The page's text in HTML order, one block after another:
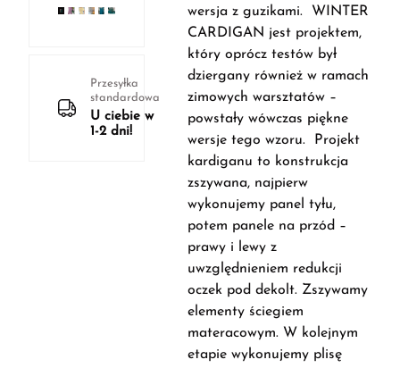
Przesyłka
standardowa
U ciebie w
1-2 dni!
wersja z guzikami. WINTER
CARDIGAN jest projektem,
który oprócz testów był
dziergany również w ramach
zimowych warsztatów –
powstały wówczas piękne
wersje tego wzoru. Projekt
kardiganu to konstrukcja
zszywana, najpierw
wykonujemy panel tyłu,
potem panele na przód –
prawy i lewy z
uwzględnieniem redukcji
oczek pod dekolt. Zszywamy
elementy ściegiem
materacowym. W kolejnym
etapie wykonujemy plisę